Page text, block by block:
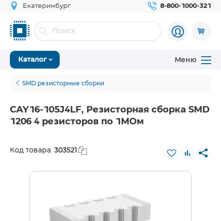
Екатеринбург 8-800-1000-321
Каталог Меню
SMD резисторные сборки
CAY16-105J4LF, Резисторная сборка SMD
1206 4 резисторов по 1МОм
Код товара: 303521